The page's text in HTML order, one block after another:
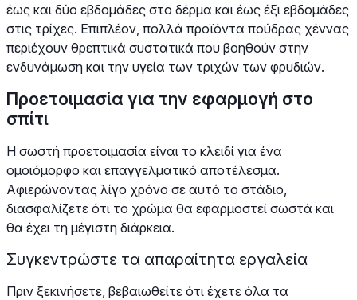
έως και δύο εβδομάδες στο δέρμα και έως έξι εβδομάδες
στις τρίχες. Επιπλέον, πολλά προϊόντα πούδρας χέννας
περιέχουν θρεπτικά συστατικά που βοηθούν στην
ενδυνάμωση και την υγεία των τριχών των φρυδιών.
Προετοιμασία για την εφαρμογή στο
σπίτι
Η σωστή προετοιμασία είναι το κλειδί για ένα
ομοιόμορφο και επαγγελματικό αποτέλεσμα.
Αφιερώνοντας λίγο χρόνο σε αυτό το στάδιο,
διασφαλίζετε ότι το χρώμα θα εφαρμοστεί σωστά και
θα έχει τη μέγιστη διάρκεια.
Συγκεντρώστε τα απαραίτητα εργαλεία
Πριν ξεκινήσετε, βεβαιωθείτε ότι έχετε όλα τα